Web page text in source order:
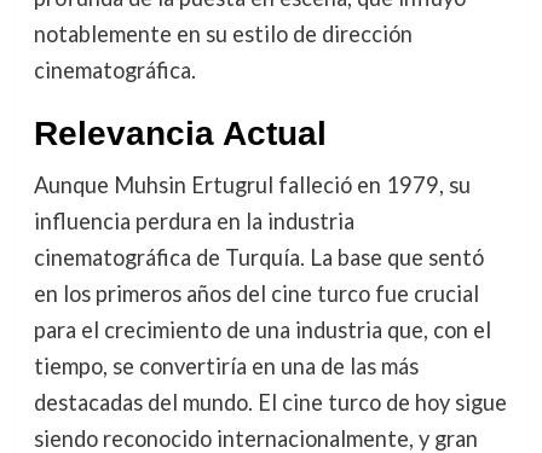
notablemente en su estilo de dirección
cinematográfica.
Relevancia Actual
Aunque Muhsin Ertugrul falleció en 1979, su
influencia perdura en la industria
cinematográfica de Turquía. La base que sentó
en los primeros años del cine turco fue crucial
para el crecimiento de una industria que, con el
tiempo, se convertiría en una de las más
destacadas del mundo. El cine turco de hoy sigue
siendo reconocido internacionalmente, y gran